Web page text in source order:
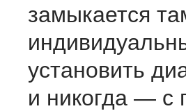
замыкается
установить
и никогда — с